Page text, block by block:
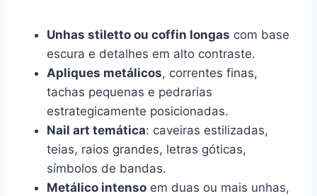
Unhas stiletto ou coffin longas com base
escura e detalhes em alto contraste.
Apliques metálicos, correntes finas,
tachas pequenas e pedrarias
estrategicamente posicionadas.
Nail art temática: caveiras estilizadas,
teias, raios grandes, letras góticas,
símbolos de bandas.
Metálico intenso em duas ou mais unhas,